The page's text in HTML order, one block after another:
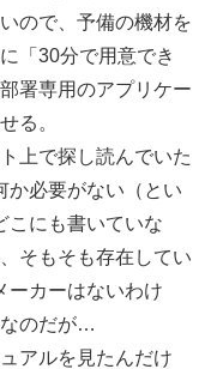
ので、予備の機材を
「30分で用意でき
署専用のアプリケー
る。
上で探し読んでいた
か必要がない（とい
こにも書いていな
そもそも存在してい
ーカーはないわけ
のだが…
アルを見たんだけ